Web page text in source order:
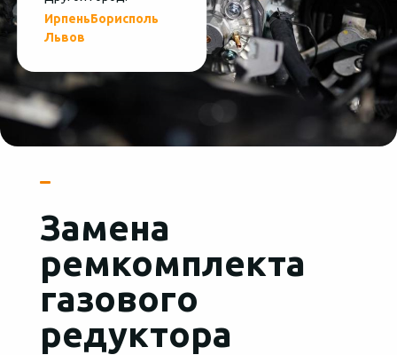
ИрпеньБорисполь
Львов
Замена
ремкомплекта
газового
редуктора